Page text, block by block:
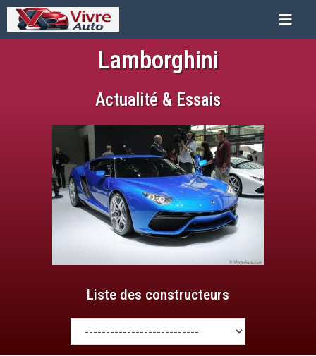
Lamborghini
Actualité & Essais
Liste des constructeurs